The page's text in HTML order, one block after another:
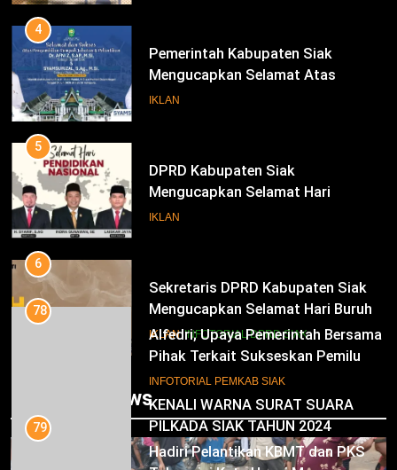
4
Pemerintah Kabupaten Siak
Mengucapkan Selamat Atas
Pengambilan Sumpah Jabatan
IKLAN
5
DPRD Kabupaten Siak
Mengucapkan Selamat Hari
Pendidikan Nasional
IKLAN
6
Sekretaris DPRD Kabupaten Siak
Mengucapkan Selamat Hari Buruh
IKLAN INFOTORIAL DPRD SIAK
KENALI WARNA SURAT SUARA
PILKADA SIAK TAHUN 2024
IKLAN
Trending News
78
Alfedri; Upaya Pemerintah Bersama
Pihak Terkait Sukseskan Pemilu
2024
INFOTORIAL PEMKAB SIAK
79
Hadiri Pelantikan KBMT dan PKS